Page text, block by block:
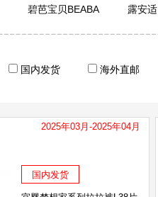
碧芭宝贝BEABA 露安适
国内发货 海外直邮
2025年03月-2025年04月
国内发货